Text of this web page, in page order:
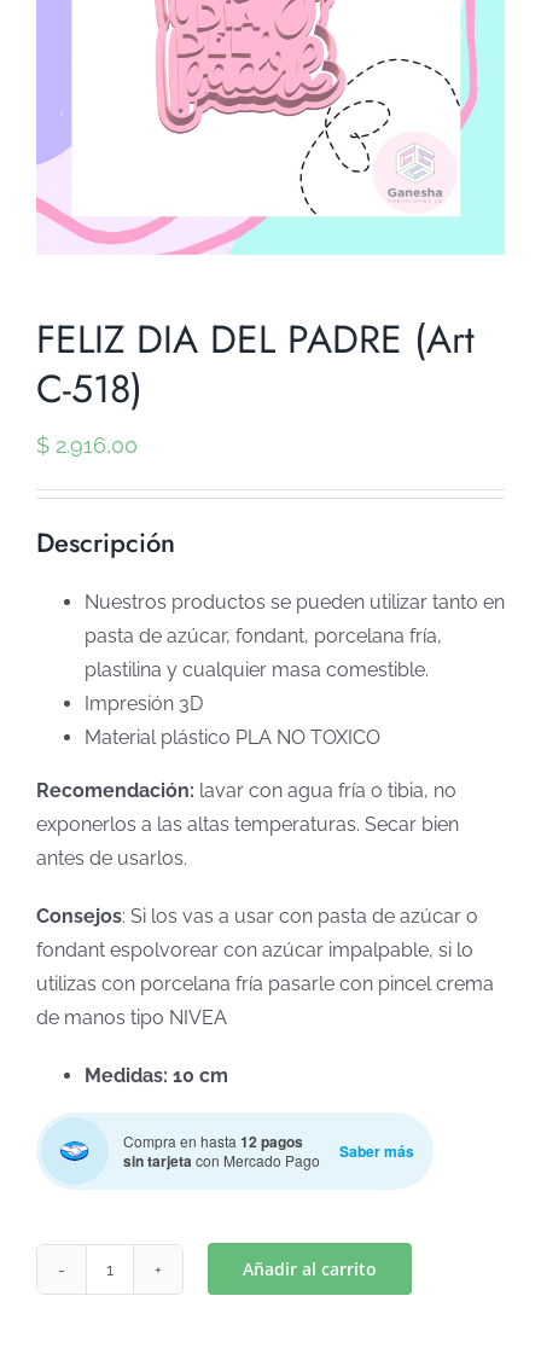
FELIZ DIA DEL PADRE (Art
C-518)
$ 2.916,00
Descripción
Nuestros productos se pueden utilizar tanto en
pasta de azúcar, fondant, porcelana fría,
plastilina y cualquier masa comestible.
Impresión 3D
Material plástico PLA NO TOXICO
Recomendación: lavar con agua fría o tibia, no
exponerlos a las altas temperaturas. Secar bien
antes de usarlos.
Consejos: Si los vas a usar con pasta de azúcar o
fondant espolvorear con azúcar impalpable, si lo
utilizas con porcelana fría pasarle con pincel crema
de manos tipo NIVEA
Medidas: 10 cm
Compra en hasta12 pagos
sin tarjetacon Mercado Pago Saber más
Añadir al carrito